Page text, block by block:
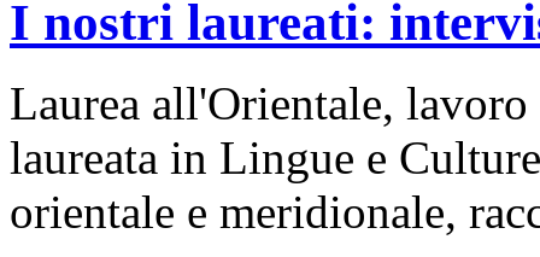
I nostri laureati:
Laurea all'Orientale,
laureata in Lingue e
orientale e meridionale,